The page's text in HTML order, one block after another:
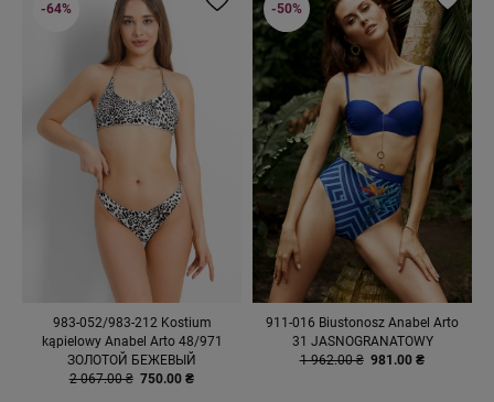
983-052/983-212 Kostium
kąpielowy Anabel Arto 48/971
ЗОЛОТОЙ БЕЖЕВЫЙ
2 067.00 ₴ 750.00 ₴
-64%
911-016 Biustonosz Anabel Arto
31 JASNOGRANATOWY
1 962.00 ₴ 981.00 ₴
-50%